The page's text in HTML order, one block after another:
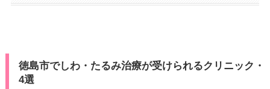
徳島市でしわ・たるみ治療が受けられるクリニック・
4選